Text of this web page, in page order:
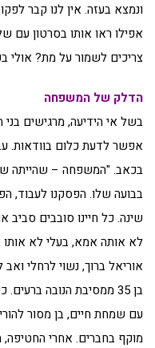
ונמצא בעזה. אין לנו קבר
אפילו ראו אותו בסרטון עם
צריכים לשמור על מת? אולי
הדלק של המשפחה
בשל אי הידיעה, מרגישים
אפשר לדעת כלום בוודאות.
בכאב. "המשפחה – שהייתה
בבועה שלו. הפסקנו לעבוד,
שינה. כל חיינו סובבים
לא אותה אמא, בעלי לא
עם שמחת חיים, בן מסור
מוקף בחברים. אחרי החטיפה,